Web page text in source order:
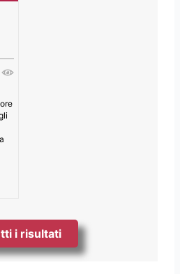
i risultati